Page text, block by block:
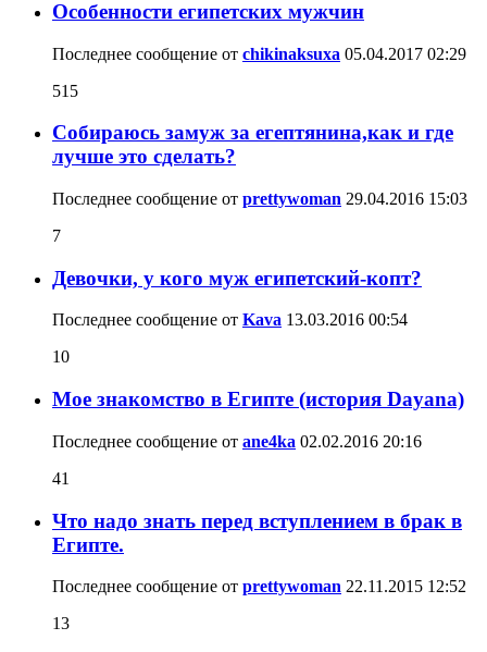
Особенности египетских мужчин
Последнее сообщение от chikinaksuxa 05.04.2017 02:29
515
Собираюсь замуж за егептянина,как и где
лучше это сделать?
Последнее сообщение от prettywoman 29.04.2016 15:03
7
Девочки, у кого муж египетский-копт?
Последнее сообщение от Kava 13.03.2016 00:54
10
Мое знакомство в Египте (история Dayana)
Последнее сообщение от ane4ka 02.02.2016 20:16
41
Что надо знать перед вступлением в брак в
Египте.
Последнее сообщение от prettywoman 22.11.2015 12:52
13